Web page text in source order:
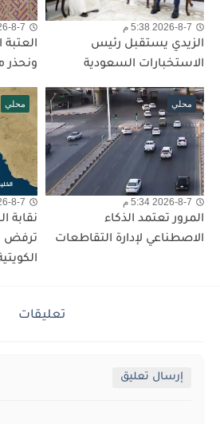
2026-8-7 5:38 م
الزيدي يستقبل رئيس
الاستخبارات السعودية
2026-8-7
العتبة
ونحذر
محلي
2026-8-7 5:34 م
المرور تعتمد الذكاء
الاصطناعي لإدارة التقاطعات
محلي
2026-8-7
نقابة
ترفض
تعليقات
إرسال تعليق